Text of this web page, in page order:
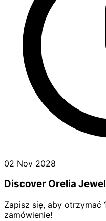
02 Nov 2028
Discover Orelia
Zapisz się, aby otrzymać
zamówienie!